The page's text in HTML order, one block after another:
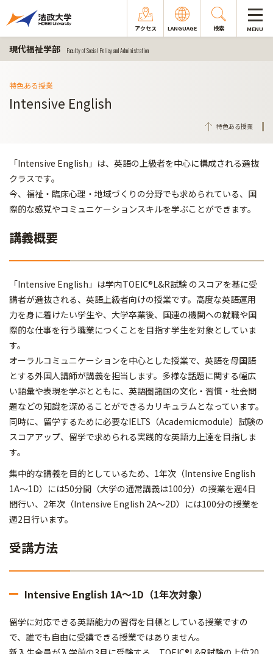
アクセス LANGUAGE 検索 MENU
現代福祉学部 Faculty of Social Policy and Administration
特色ある授業
Intensive English
特色ある授業
「Intensive English」は、英語の上級者を中心に構成される選抜
クラスです。
今、福祉・臨床心理・地域づくりの分野でも求められている、国
際的な感覚やコミュニケーションスキルを学ぶことができます。
講義概要
「Intensive English」は学内TOEIC®L&R試験 のスコアを基に受
講者が選抜される、英語上級者向けの授業です。高度な英語運用
力を身に着けたい学生や、大学卒業後、国連の機関への就職や国
際的な仕事を行う職業につくことを目指す学生を対象としていま
す。
オーラルコミュニケーションを中心とした授業で、英語を母国語
とする外国人講師が講義を担当します。多様な話題に関する幅広
い語彙や表現を学ぶとともに、英語圏諸国の文化・習慣・社会問
題などの知識を深めることができるカリキュラムとなっています。
同時に、留学するために必要なIELTS（Academicmodule）試験の
スコアアップ、留学で求められる実践的な英語力上達を目指しま
す。
集中的な講義を目的としているため、1年次（Intensive English
1A～1D）には50分間（大学の通常講義は100分）の授業を週4日
間行い、2年次（Intensive English 2A～2D）には100分の授業を
週2日行います。
受講方法
Intensive English 1A～1D（1年次対象）
留学に対応できる英語能力の習得を目標としている授業ですの
で、誰でも自由に受講できる授業ではありません。